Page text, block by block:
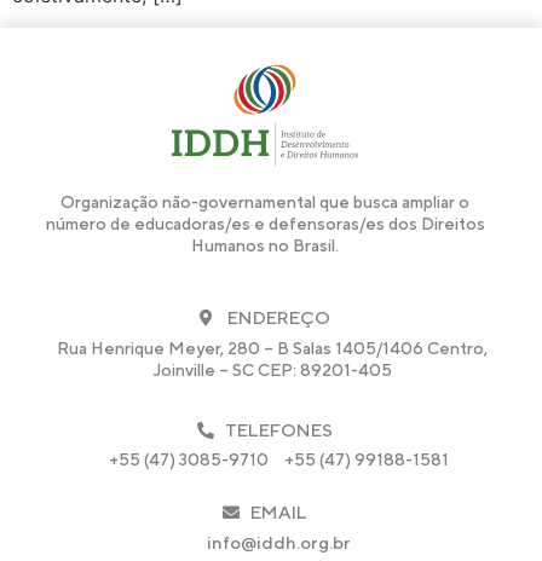
Organização não-governamental que busca ampliar o
número de educadoras/es e defensoras/es dos Direitos
Humanos no Brasil.
ENDEREÇO
Rua Henrique Meyer, 280 – B Salas 1405/1406 Centro,
Joinville – SC CEP: 89201-405
TELEFONES
+55 (47) 3085-9710 +55 (47) 99188-1581
EMAIL
info@iddh.org.br